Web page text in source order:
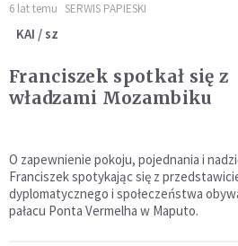
6 lat temu SERWIS PAPIESKI
KAI / sz
Franciszek spotkał się z
władzami Mozambiku
O zapewnienie pokoju, pojednania i
Franciszek spotykając się z
dyplomatycznego i społeczeństwa
pałacu Ponta Vermelha w Maputo.